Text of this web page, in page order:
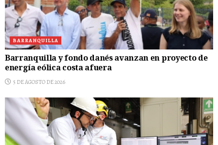
BARRANQUILLA
Barranquilla y fondo danés avanzan en proyecto de
energía eólica costa afuera
5 DE AGOSTO DE 2026